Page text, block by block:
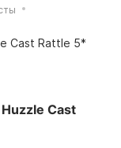
Cast Rattle 5*
Cast